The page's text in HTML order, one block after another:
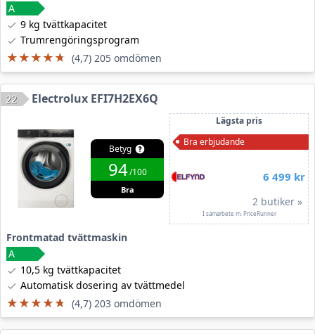
9 kg tvättkapacitet
Trumrengöringsprogram
★★★★★
★★★★★ (4,7) 205 omdömen
22 Electrolux EFI7H2EX6Q
Betyg
94/100
Bra
Lägsta pris
Bra erbjudande
6 499 kr
2 butiker »
I samarbete m. PriceRunner
Frontmatad tvättmaskin
10,5 kg tvättkapacitet
Automatisk dosering av tvättmedel
★★★★★
★★★★★ (4,7) 203 omdömen